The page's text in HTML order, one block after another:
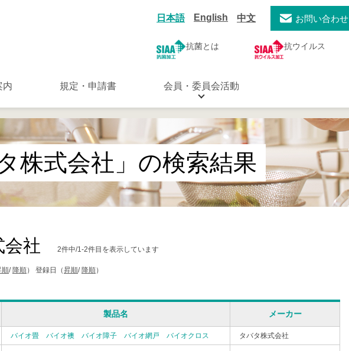
日本語 English 中文 お問い合わせ
抗菌とは 抗ウイルス
内 規定・申請書 会員・委員会活動
株式会社」の検索結果
会社 2件中/1-2件目を表示しています
順/ 降順） 登録日（昇順/ 降順）
製品名 メーカー
バイオ畳 バイオ襖 バイオ障子 バイオ網戸 バイオクロス タバタ株式会社